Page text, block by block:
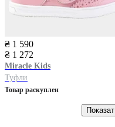
₴ 1 590
₴ 1 272
Miracle Kids
Туфли
Товар раскуплен